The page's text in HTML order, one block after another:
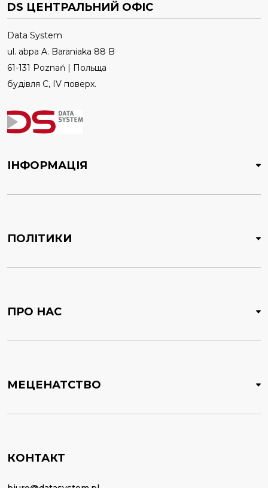
DS ЦЕНТРАЛЬНИЙ ОФІС
Data System
ul. abpa A. Baraniaka 88 B
61-131 Poznań | Польща
будівля C, IV поверх.
ІНФОРМАЦІЯ
ПОЛІТИКИ
ПРО НАС
МЕЦЕНАТСТВО
КОНТАКТ